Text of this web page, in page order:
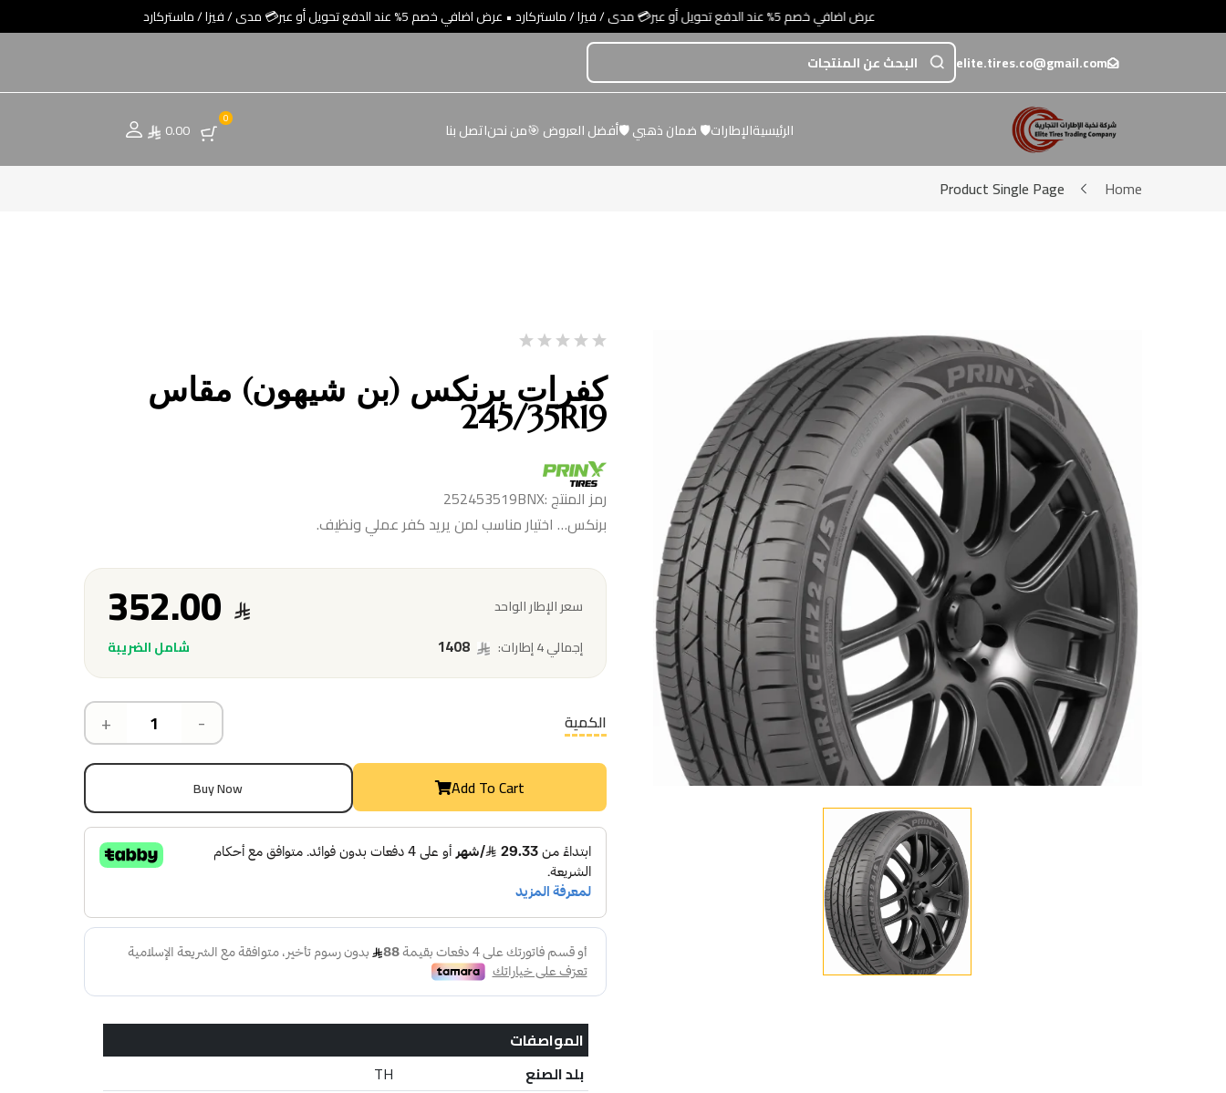
عرض اضافي خصم 5% عند الدفع تحويل أو عبر💳 مدى / فيزا / ماستركارد • عرض اضافي خصم 5% عند الدفع تحويل أو عبر💳 مدى / فيزا / ماستركارد
elite.tires.co@gmail.com
الرئيسيةالإطارات🛡️ ضمان ذهبي 🛡️أفضل العروض 🎯من نحناتصل بنا 0
0.00
Home
Product Single Page
كفرات برنكس (بن شيهون) مقاس
245/35R19
رمز المنتج :252453519BNX
برنكس… اختيار مناسب لمن يريد كفر عملي ونظيف.
سعر الإطار الواحد
شامل الضريبة
إجمالي 4 إطارات: 1408
-
+ الكمية
Add To Cart
Buy Now
المواصفات
بلد الصنع
TH